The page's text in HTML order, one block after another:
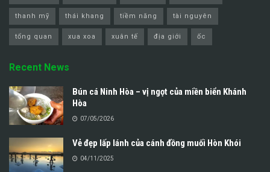
thanh mỹ thái khang tiềm năng tài nguyên
tổng quan xua xoa xuân tế địa giới ốc
Recent News
Bún cá Ninh Hòa – vị ngọt của miền biển Khánh
Hòa
07/05/2026
Vẻ đẹp lấp lánh của cánh đồng muối Hòn Khói
04/11/2025